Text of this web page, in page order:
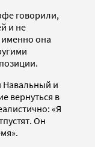
говорили,
и не
она
Навальный и
вернуться в
«Я
Он